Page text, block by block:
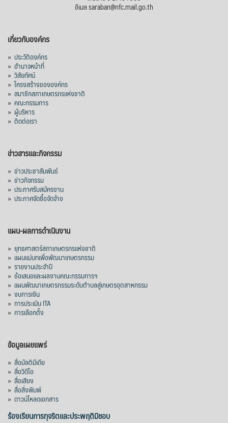
กรมการค้าต่างประเทศ กระทรวงพาณิชย์ เปิด
ไทยในช่วง 6 เดือนของปี 2569 (ม.ค.-มิ.ย.) มี
1,205 ล้านดอลลาร์สหรัฐ (ประมาณ
38,003.15 ล้านบาท) ลดลง 27.69%
ปรับตัวลดลงตามสภาวะเศรษฐกิจและการค้า
โลก โดยตลาดส่งออกสำคัญ จีน ส่งออกได้
1.52 ล้านตัน ลด 61.71%
ส่งออกมันครึ่งปี 69 ปริมาณ 2.52 ล้านตัน
ลด 51.63% ยังดีที่ราคาขายดีกว่าปีก่อน
mgronline.com
View on Facebook
สภาเกษตรกรแห่งชาติ
19 hours ago
คณะรัฐมนตรี อนุมัติโครงการอ่างเก็บน้ำ
คลองวังโตนด วงเงิน 7,200 ล้านบาท สะท้อน
ผลสำเร็จการผลักดันข้อเสนอเชิงนโยบายของ
อนุมัติโครงการอ่างเก็บน้ำคลองวังโตนด
จังหวัดจันทบุรี กรอบวงเงิน 7,200 ล้านบาท
กำหนดระยะเวลาดำเนินงาน 7 ปี (พ.ศ. 2570–
2576) โดยโครงการมีความจุ 99.50 ล้าน
ลูกบาศก์เมตร สามารถสนับสนุนพื้นที่
ชลประทานกว่า 87,700 ไร่ เพิ่ม
อีเมล saraban@nfc.mail.go.th
เกี่ยวกับองค์กร
» ประวัติองค์กร
» อำนาจหน้าที่
» วิสัยทัศน์
» โครงสร้างขององค์กร
» สมาชิกสภาเกษตรกรแห่งชาติ
» คณะกรรมการ
» ผู้บริหาร
» ติดต่อเรา
ข่าวสารและกิจกรรม
» ข่าวประชาสัมพันธ์
» ข่าวกิจกรรม
» ประกาศรับสมัครงาน
» ประกาศจัดซื้อจัดจ้าง
แผน-ผลการดำเนินงาน
» ยุทธศาสตร์สภาเกษตรกรแห่งชาติ
» แผนแม่บทเพื่อพัฒนาเกษตรกรรม
» รายงานประจำปี
» ข้อเสนอและผลงานคณะกรรมการฯ
» แผนพัฒนาเกษตรกรรมระดับตำบลสู่เกษตรอุตสาหกรรม
» งบการเงิน
» การประเมิน ITA
» การเลือกตั้ง
ข้อมูลเผยแพร่
» สื่อมัลติมีเดีย
» สื่อวิดีโอ
» สื่อเสียง
» สื่อสิ่งพิมพ์
» ดาวน์โหลดเอกสาร
ร้องเรียนการทุจริตและประพฤติมิชอบ